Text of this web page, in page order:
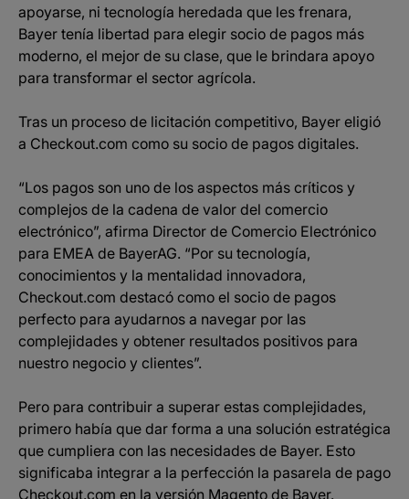
apoyarse, ni tecnología heredada que les frenara,
Bayer tenía libertad para elegir socio de pagos más
moderno, el mejor de su clase, que le brindara apoyo
para transformar el sector agrícola.
Tras un proceso de licitación competitivo, Bayer eligió
a Checkout.com como su socio de pagos digitales.
“Los pagos son uno de los aspectos más críticos y
complejos de la cadena de valor del comercio
electrónico”, afirma Director de Comercio Electrónico
para EMEA de BayerAG. “Por su tecnología,
conocimientos y la mentalidad innovadora,
Checkout.com destacó como el socio de pagos
perfecto para ayudarnos a navegar por las
complejidades y obtener resultados positivos para
nuestro negocio y clientes”.
Pero para contribuir a superar estas complejidades,
primero había que dar forma a una solución estratégica
que cumpliera con las necesidades de Bayer. Esto
significaba integrar a la perfección la pasarela de pago
Checkout.com en la versión Magento de Bayer.